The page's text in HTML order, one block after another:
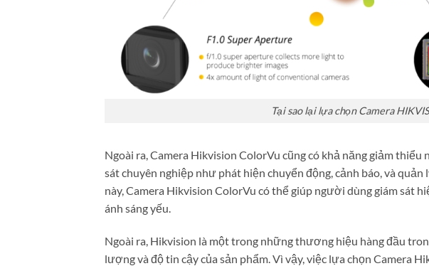
Tại sao lại lựa chọn Camera
Ngoài ra, Camera Hikvision ColorVu cũng có khả năng giảm thiểu
sát chuyên nghiệp như phát hiện chuyển động, cảnh báo, và
này, Camera Hikvision ColorVu có thể giúp người dùng giám sát
ánh sáng yếu.
Ngoài ra, Hikvision là một trong những thương hiệu hàng đầu
lượng và độ tin cậy của sản phẩm. Vì vậy, việc lựa chọn Camera